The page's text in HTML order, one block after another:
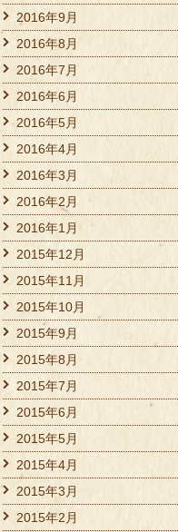
2016年9月
2016年8月
2016年7月
2016年6月
2016年5月
2016年4月
2016年3月
2016年2月
2016年1月
2015年12月
2015年11月
2015年10月
2015年9月
2015年8月
2015年7月
2015年6月
2015年5月
2015年4月
2015年3月
2015年2月